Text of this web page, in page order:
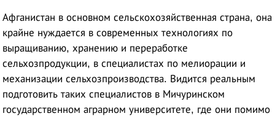
Афганистан в основном сельскохозяйственная страна, она
крайне нуждается в современных технологиях по
выращиванию, хранению и переработке
сельхозпродукции, в специалистах по мелиорации и
механизации сельхозпроизводства. Видится реальным
подготовить таких специалистов в Мичуринском
государственном аграрном университете, где они помимо